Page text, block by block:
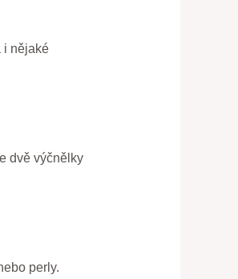
i nějaké
dvě výčnělky
perly.